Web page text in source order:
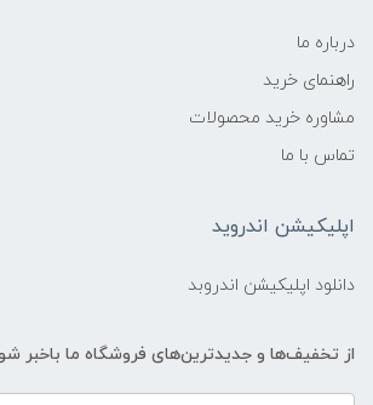
داخل منزل، اتاق کودک، سالن بازی
درباره ما
راهنمای خرید
مشاوره خرید محصولات
تماس با ما
اپلیکیشن اندروید
دانلود اپلیکیشن اندروبد
از تخفیف‌ها و جدیدترین‌های فروشگاه ما باخبر